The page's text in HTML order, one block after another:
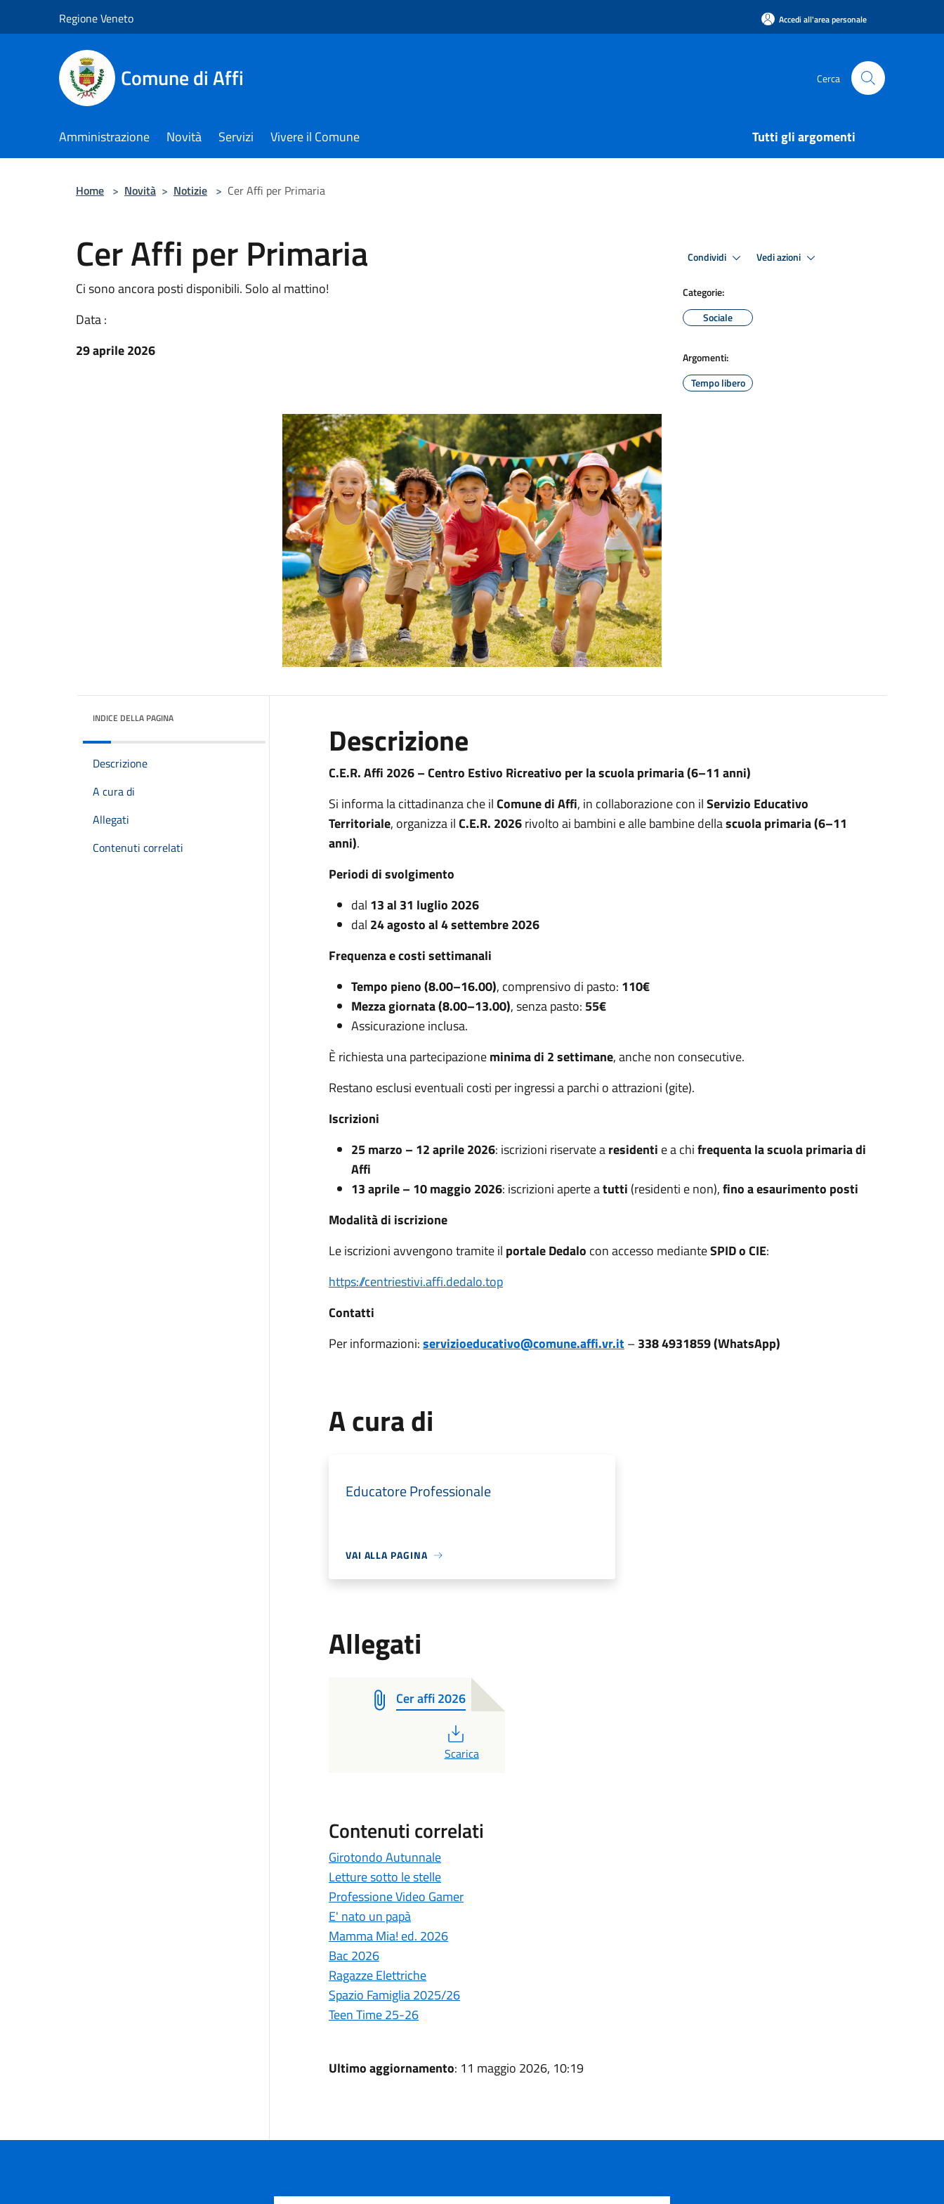
Regione Veneto Accedi all'area personale
Comune di Affi Cerca
Amministrazione Novità Servizi Vivere il Comune Tutti gli argomenti
Home > Novità > Notizie > Cer Affi per Primaria
Cer Affi per Primaria
Ci sono ancora posti disponibili. Solo al mattino!
Data :
29 aprile 2026
Condividi Vedi azioni
Categorie:
Sociale
Argomenti:
Tempo libero
INDICE DELLA PAGINA
Descrizione
A cura di
Allegati
Contenuti correlati
Descrizione
C.E.R. Affi 2026 – Centro Estivo Ricreativo per la scuola primaria (6–11 anni)
Si informa la cittadinanza che ilComune di Affi, in collaborazione con ilServizio Educativo
Territoriale, organizza ilC.E.R. 2026rivolto ai bambini e alle bambine dellascuola primaria (6–11
anni).
Periodi di svolgimento
dal 13 al 31 luglio 2026
dal 24 agosto al 4 settembre 2026
Frequenza e costi settimanali
Tempo pieno (8.00–16.00), comprensivo di pasto: 110€
Mezza giornata (8.00–13.00), senza pasto: 55€
Assicurazione inclusa.
È richiesta una partecipazioneminima di 2 settimane, anche non consecutive.
Restano esclusi eventuali costi per ingressi a parchi o attrazioni (gite).
Iscrizioni
25 marzo – 12 aprile 2026: iscrizioni riservate aresidenti e a chifrequenta la scuola primaria di
Affi
13 aprile – 10 maggio 2026: iscrizioni aperte atutti (residenti e non),fino a esaurimento posti
Modalità di iscrizione
Le iscrizioni avvengono tramite il portale Dedalo con accesso medianteSPID o CIE:
https://centriestivi.affi.dedalo.top
Contatti
Per informazioni:servizioeducativo@comune.affi.vr.it–338 4931859 (WhatsApp)
A cura di
Educatore Professionale
VAI ALLA PAGINA
Allegati
Cer affi 2026
PDF
Scarica
Contenuti correlati
Girotondo Autunnale
Letture sotto le stelle
Professione Video Gamer
E' nato un papà
Mamma Mia! ed. 2026
Bac 2026
Ragazze Elettriche
Spazio Famiglia 2025/26
Teen Time 25-26
Ultimo aggiornamento: 11 maggio 2026, 10:19